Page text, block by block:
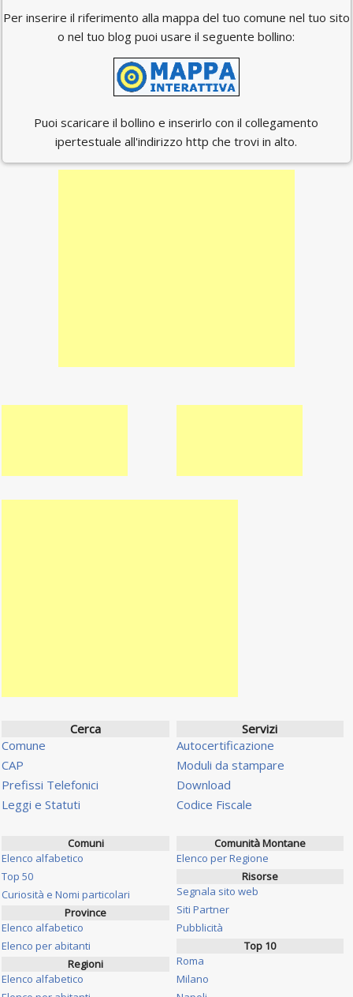
Per inserire il riferimento alla mappa del tuo comune nel tuo sito
o nel tuo blog puoi usare il seguente bollino:
Puoi scaricare il bollino e inserirlo con il collegamento
ipertestuale all'indirizzo http che trovi in alto.
Cerca
Comune
CAP
Prefissi Telefonici
Leggi e Statuti
Servizi
Autocertificazione
Moduli da stampare
Download
Codice Fiscale
Comuni
Elenco alfabetico
Top 50
Curiosità e Nomi particolari
Province
Elenco alfabetico
Elenco per abitanti
Regioni
Elenco alfabetico
Comunità Montane
Elenco per Regione
Risorse
Segnala sito web
Siti Partner
Pubblicità
Top 10
Roma
Milano